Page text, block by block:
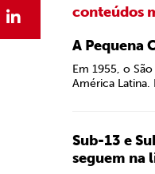
conteúdos
A Pequena
Em 1955, o
América Latina.
Sub-13 e
seguem na